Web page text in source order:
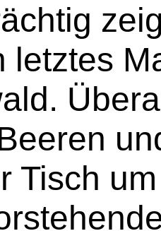
letztes
Tisch